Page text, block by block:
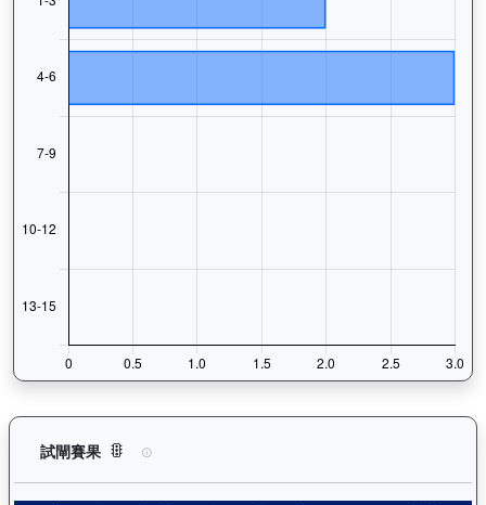
試閘賽果 萬里鵬躍（L009）— 試閘賽果紀錄：查看馬匹